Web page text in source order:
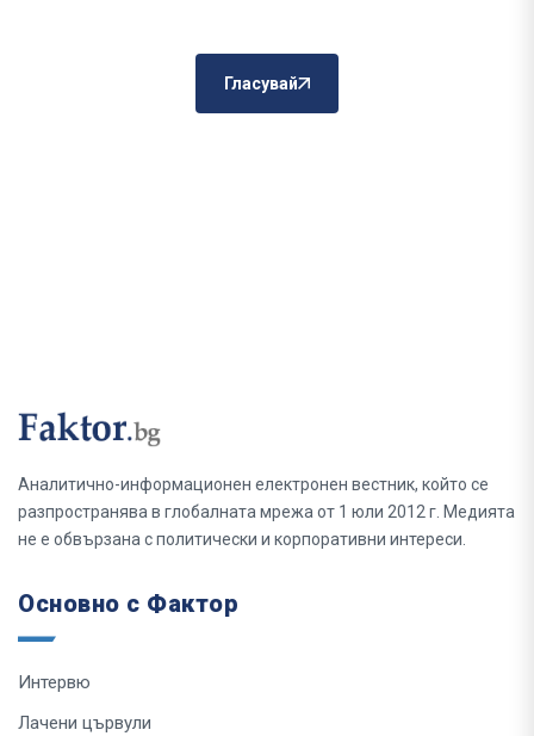
Гласувай
Аналитично-информационен електронен вестник, който се
разпространява в глобалната мрежа от 1 юли 2012 г. Медията
не е обвързана с политически и корпоративни интереси.
Основно с Фактор
Интервю
Лачени цървули